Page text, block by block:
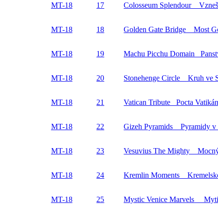
MT-18 17 Colosseum Splendour
MT-18 18 Golden Gate Bridge Most
MT-18 19 Machu Picchu Domain
MT-18 20 Stonehenge Circle Kruh ve
MT-18 21 Vatican Tribute Pocta
MT-18 22 Gizeh Pyramids Pyramidy v
MT-18 23 Vesuvius The Mighty
MT-18 24 Kremlin Moments
MT-18 25 Mystic Venice Marvels